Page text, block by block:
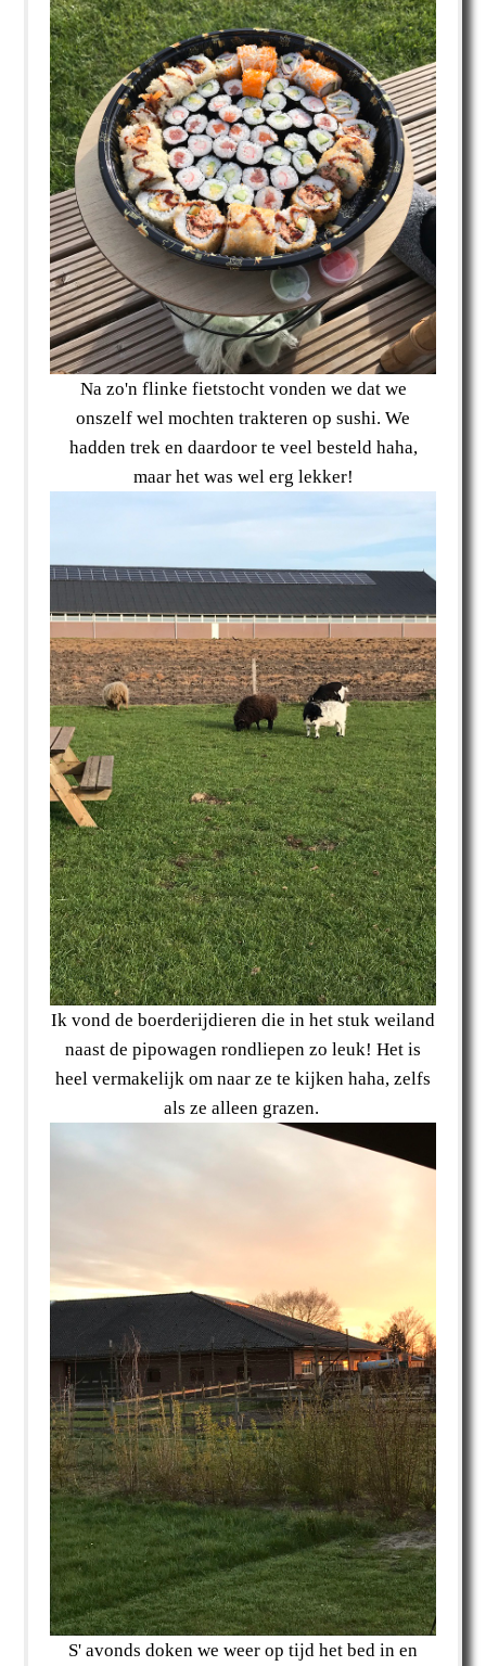
Na zo'n flinke fietstocht vonden we dat we
onszelf wel mochten trakteren op sushi. We
hadden trek en daardoor te veel besteld haha,
maar het was wel erg lekker!
Ik vond de boerderijdieren die in het stuk weiland
naast de pipowagen rondliepen zo leuk! Het is
heel vermakelijk om naar ze te kijken haha, zelfs
als ze alleen grazen.
S' avonds doken we weer op tijd het bed in en